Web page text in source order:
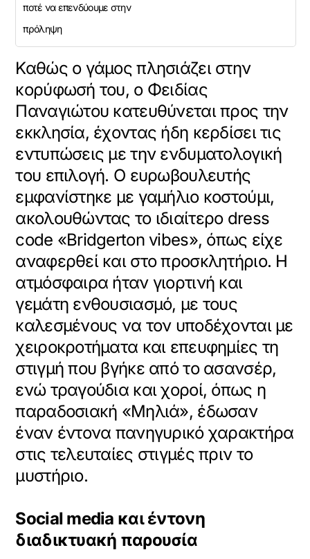
Κάντε
κλικ
για
επιτρέψετε
και
φορτώσετε
αυτό
το
ενσωματωμένο
περιεχόμενο.
ποτέ να επενδύουμε στην
πρόληψη
Καθώς ο γάμος πλησιάζει στην
κορύφωσή του, ο Φειδίας
Παναγιώτου κατευθύνεται προς την
εκκλησία, έχοντας ήδη κερδίσει τις
εντυπώσεις με την ενδυματολογική
του επιλογή. Ο ευρωβουλευτής
εμφανίστηκε με γαμήλιο κοστούμι,
ακολουθώντας το ιδιαίτερο dress
code «Bridgerton vibes», όπως είχε
αναφερθεί και στο προσκλητήριο. Η
ατμόσφαιρα ήταν γιορτινή και
γεμάτη ενθουσιασμό, με τους
καλεσμένους να τον υποδέχονται με
χειροκροτήματα και επευφημίες τη
στιγμή που βγήκε από το ασανσέρ,
ενώ τραγούδια και χοροί, όπως η
παραδοσιακή «Μηλιά», έδωσαν
έναν έντονα πανηγυρικό χαρακτήρα
στις τελευταίες στιγμές πριν το
μυστήριο.
Social media και έντονη
διαδικτυακή παρουσία